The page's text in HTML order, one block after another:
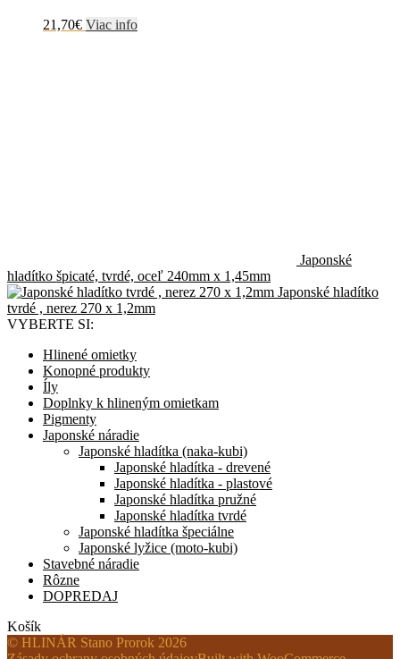
21,70€ Viac info
Japonské
hladítko špicaté, tvrdé, oceľ 240mm x 1,45mm
Japonské hladítko
tvrdé , nerez 270 x 1,2mm
VYBERTE SI:
Hlinené omietky
Konopné produkty
Íly
Doplnky k hlineným omietkam
Pigmenty
Japonské náradie
Japonské hladítka (naka-kubi)
Japonské hladítka - drevené
Japonské hladítka - plastové
Japonské hladítka pružné
Japonské hladítka tvrdé
Japonské hladítka špeciálne
Japonské lyžice (moto-kubi)
Stavebné náradie
Rôzne
DOPREDAJ
Košík
© HLINÁR Stano Prorok 2026